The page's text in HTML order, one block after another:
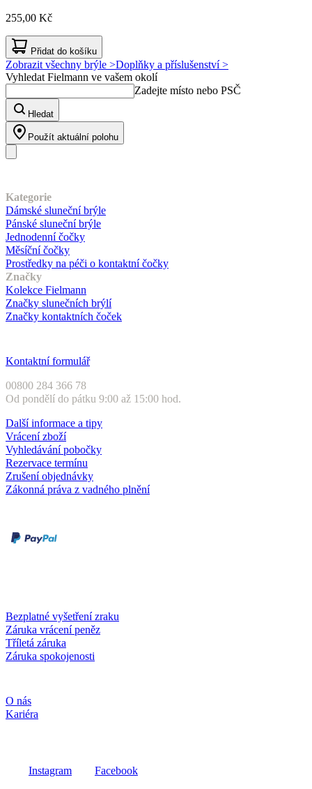
255,00 Kč
Přidat do košíku
Zobrazit všechny brýle >Doplňky a příslušenství >
Vyhledat Fielmann ve vašem okolí
Zadejte místo nebo PSČ
Hledat
Použít aktuální polohu
Kategorie
Dámské sluneční brýle
Pánské sluneční brýle
Jednodenní čočky
Měsíční čočky
Prostředky na péči o kontaktní čočky
Značky
Kolekce Fielmann
Značky slunečních brýlí
Značky kontaktních čoček
Kontaktní formulář
00800 284 366 78
Od pondělí do pátku 9:00 až 15:00 hod.
Další informace a tipy
Vrácení zboží
Vyhledávání pobočky
Rezervace termínu
Zrušení objednávky
Zákonná práva z vadného plnění
Bezplatné vyšetření zraku
Záruka vrácení peněz
Tříletá záruka
Záruka spokojenosti
O nás
Kariéra
Instagram Facebook